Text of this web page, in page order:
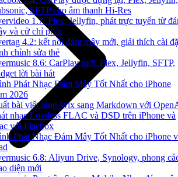
SFTP cho âm thanh Hi-Res
1.7: Plex, Jellyfin, phát trực tuyến từ
và cử chỉ phát
4.2: kết nối đám mây mới, giải thích cài
chỉnh sửa thẻ
8.6: CarPlay mới, Plex, Jellyfin, SFTP,
lời bài hát
Phát Nhạc Đám Mây Tốt Nhất cho iPhone
2026
bài viết blog Wix sang Markdown với
nhạc Lossless FLAC và DSD trên iPhone và
với Flacbox
Phát Nhạc Đám Mây Tốt Nhất cho iPhone
6.8: Aliyun Drive, Synology, phong
diện mới